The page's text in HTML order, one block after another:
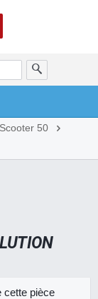
Scooter 50
cette pièce